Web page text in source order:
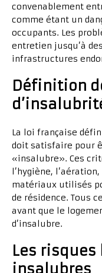
convenablement
comme étant un
occupants. Les
entretien jusqu’à
infrastructures
Définition
La loi française
doit satisfaire pour
«insalubre». Ces
l’hygiène,
matériaux utilisés
de résidence. Tous
avant que le
d’insalubre.
Les